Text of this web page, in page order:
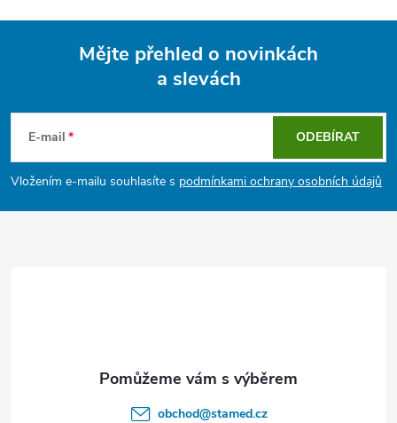
p
a
Mějte přehled o novinkách
a slevách
E-mail
Vložením e-mailu souhlasíte s podmínkami ochrany osobních údajů
ODEBÍRAT
obchod@stamed.cz